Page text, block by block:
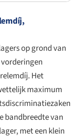
op grond van
Het
maximum
bandbreedte van
met een klein